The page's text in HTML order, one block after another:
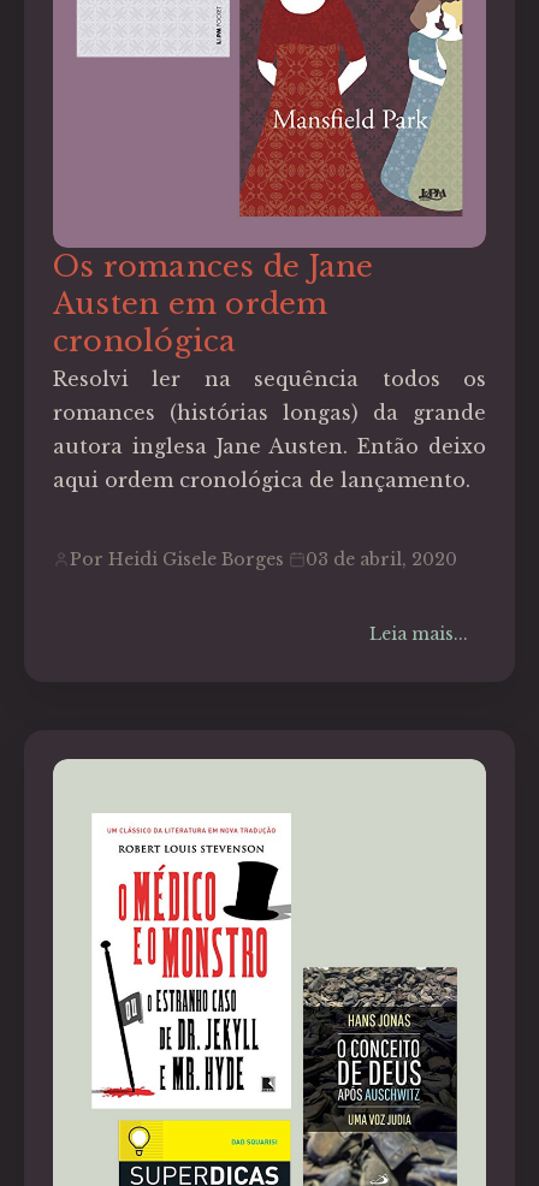
Os romances de Jane
Austen em ordem
cronológica
Resolvi ler na sequência todos os
romances (histórias longas) da grande
autora inglesa Jane Austen. Então deixo
aqui ordem cronológica de lançamento.
Por Heidi Gisele Borges 03 de abril, 2020
Leia mais...